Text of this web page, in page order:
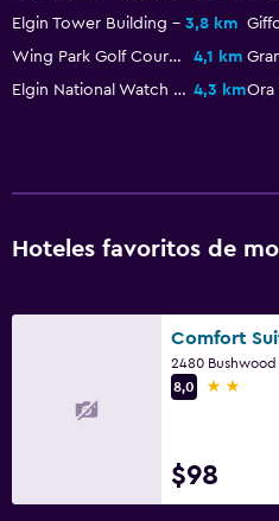
Elgin Tower Building
3,8 km
Wing Park Golf Course
4,1 km
Elgin National Watch Company Observatory 4,3 kmOra
Hoteles favoritos de
2480 Bushwood
8,0
2
$98